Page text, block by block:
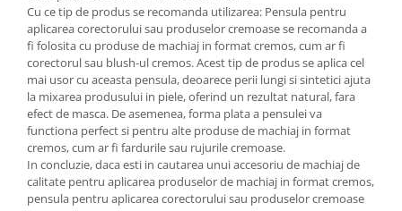
Cu ce tip de produs se recomanda utilizarea: Pensula pentru
aplicarea corectorului sau produselor cremoase se recomanda a
fi folosita cu produse de machiaj in format cremos, cum ar fi
corectorul sau blush-ul cremos. Acest tip de produs se aplica cel
mai usor cu aceasta pensula, deoarece perii lungi si sintetici ajuta
la mixarea produsului in piele, oferind un rezultat natural, fara
efect de masca. De asemenea, forma plata a pensulei va
functiona perfect si pentru alte produse de machiaj in format
cremos, cum ar fi fardurile sau rujurile cremoase.
In concluzie, daca esti in cautarea unui accesoriu de machiaj de
calitate pentru aplicarea produselor de machiaj in format cremos,
pensula pentru aplicarea corectorului sau produselor cremoase